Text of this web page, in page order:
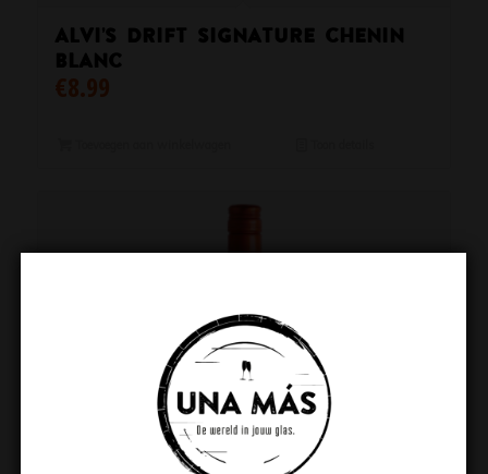
Alvi’s Drift Signature Chenin
Blanc
€8.99